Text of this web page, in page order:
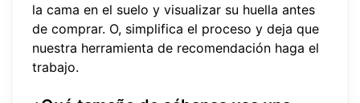
la cama en el suelo y visualizar su huella antes
de comprar. O, simplifica el proceso y deja que
nuestra herramienta de recomendación haga el
trabajo.